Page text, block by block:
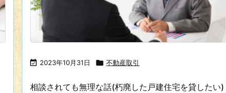
 2023年10月31日  不動産取引
相談されても無理な話(朽廃した戸建住宅を貸したい)